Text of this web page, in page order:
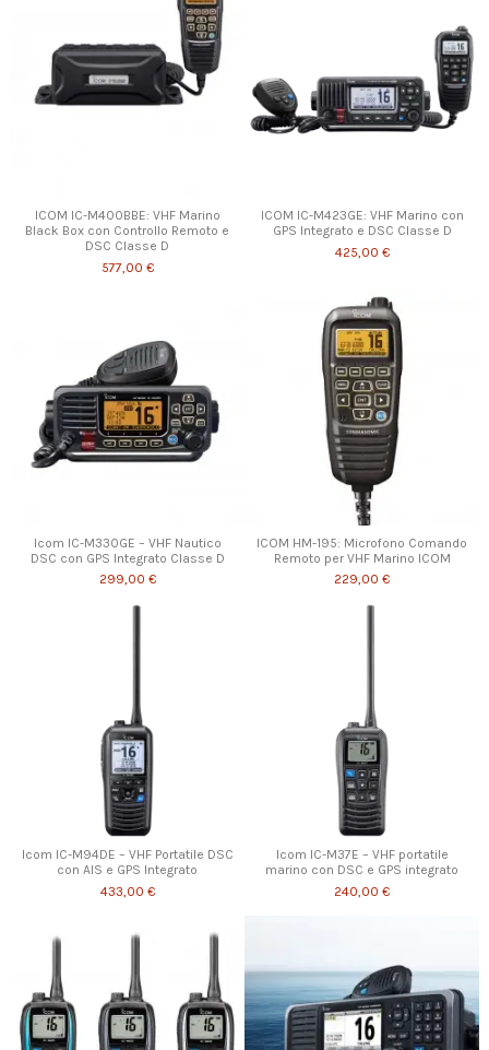
ICOM IC-M400BBE: VHF Marino
Black Box con Controllo Remoto e
DSC Classe D
577,00 €
ICOM IC-M423GE: VHF Marino con
GPS Integrato e DSC Classe D
425,00 €
Icom IC-M330GE – VHF Nautico
DSC con GPS Integrato Classe D
299,00 €
ICOM HM-195: Microfono Comando
Remoto per VHF Marino ICOM
229,00 €
Icom IC-M94DE – VHF Portatile DSC
con AIS e GPS Integrato
433,00 €
Icom IC-M37E – VHF portatile
marino con DSC e GPS integrato
240,00 €